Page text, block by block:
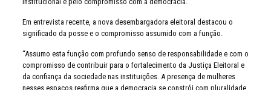
Em entrevista recente, a nova desembargadora eleitoral destacou o
significado da posse e o compromisso assumido com a função.
“Assumo esta função com profundo senso de responsabilidade e com o
compromisso de contribuir para o fortalecimento da Justiça Eleitoral e
da confiança da sociedade nas instituições. A presença de mulheres
nesses espaços reafirma que a democracia se constrói com pluralidade,